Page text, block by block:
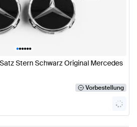
••••••
Stern Schwarz Original Mercedes
Vorbestellung